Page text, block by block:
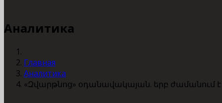
Аналитика
Главная
Аналитика
«Զվարթնոց» օդանավակայան. երբ ժամանում